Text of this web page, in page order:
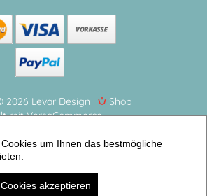
2026 Levar Design |
Shop
mit VersaCommerce.
Zahnbecher für Kinder - BPA frei
| Artikelnummer: 7231-8475-
2101 -1
um Ihnen das bestmögliche
akzeptieren